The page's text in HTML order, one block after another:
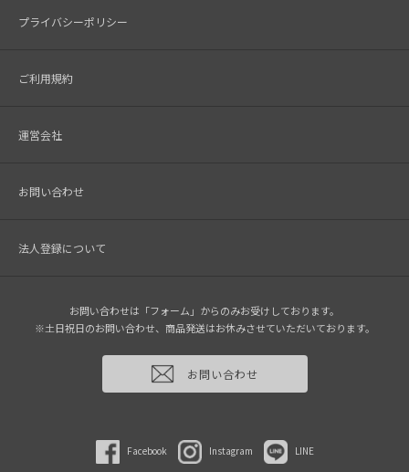
プライバシーポリシー
ご利用規約
運営会社
お問い合わせ
法人登録について
お問い合わせは「フォーム」からのみお受けしております。
※土日祝日のお問い合わせ、商品発送はお休みさせていただいております。
お問い合わせ
Facebook Instagram LINE